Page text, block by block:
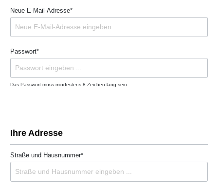
Neue E-Mail-Adresse*
Passwort*
Das Passwort muss mindestens 8 Zeichen lang sein.
Ihre Adresse
Straße und Hausnummer*